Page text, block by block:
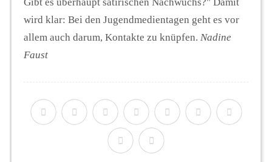
wird klar: Bei den Jugendmedientagen geht es vor
allem auch darum, Kontakte zu knüpfen. Nadine
Faust